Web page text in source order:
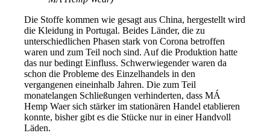
Die Stoffe kommen wie gesagt aus China, hergestellt wird
die Kleidung in Portugal. Beides Länder, die zu
unterschiedlichen Phasen stark von Corona betroffen
waren und zum Teil noch sind. Auf die Produktion hatte
das nur bedingt Einfluss. Schwerwiegender waren da
schon die Probleme des Einzelhandels in den
vergangenen eineinhalb Jahren. Die zum Teil
monatelangen Schließungen verhinderten, dass MÁ
Hemp Waer sich stärker im stationären Handel etablieren
konnte, bisher gibt es die Stücke nur in einer Handvoll
Läden.